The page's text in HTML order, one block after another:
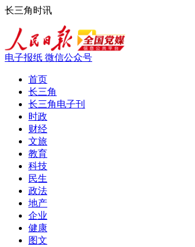
长三角时讯
电子报纸 微信公众号
首页
长三角
长三角电子刊
时政
财经
文旅
教育
科技
民生
政法
地产
企业
健康
图文